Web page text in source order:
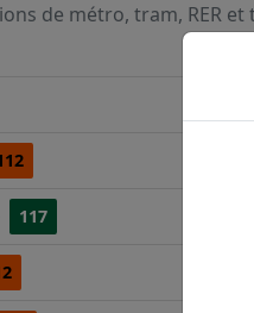
de métro, tram, RER
117